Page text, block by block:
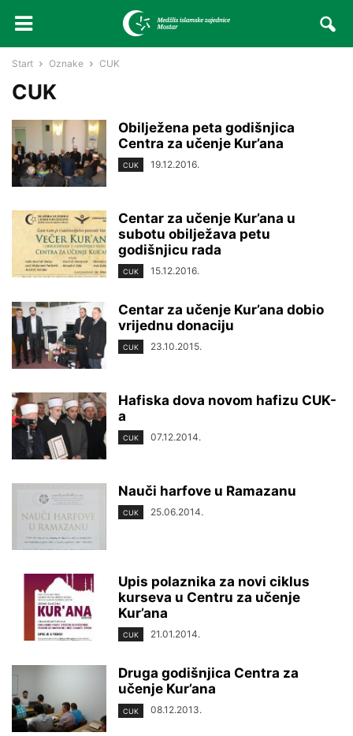
Start Oznake CUK
CUK
Obilježena peta godišnjica
Centra za učenje Kur’ana
CUK 19.12.2016.
Centar za učenje Kur’ana u
subotu obilježava petu
godišnjicu rada
CUK 15.12.2016.
Centar za učenje Kur’ana dobio
vrijednu donaciju
CUK 23.10.2015.
Hafiska dova novom hafizu CUK-
a
CUK 07.12.2014.
Nauči harfove u Ramazanu
CUK 25.06.2014.
Upis polaznika za novi ciklus
kurseva u Centru za učenje
Kur’ana
CUK 21.01.2014.
Druga godišnjica Centra za
učenje Kur’ana
CUK 08.12.2013.